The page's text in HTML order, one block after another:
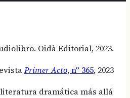
Oidà Editorial, 2023.
Primer Acto, nº 365, 2023
dramática más allá